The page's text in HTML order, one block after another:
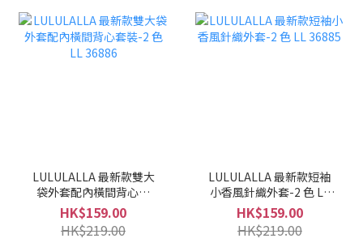
LULULALLA 最新款雙大
袋外套配內橫間背心套
裝-2 色 LL 36886
HK$159.00
HK$219.00
LULULALLA 最新款短袖
小香風針織外套-2 色 LL
36885
HK$159.00
HK$219.00